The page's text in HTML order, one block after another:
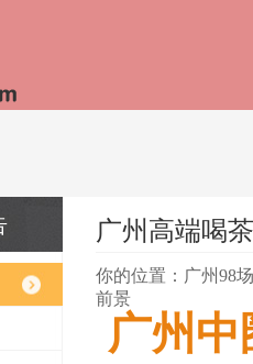
广州高端喝
你的位置： 广州98
前景
广州